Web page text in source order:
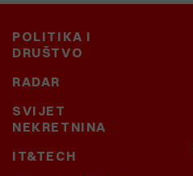
POLITIKA I
DRUŠTVO
RADAR
SVIJET
NEKRETNINA
IT&TECH